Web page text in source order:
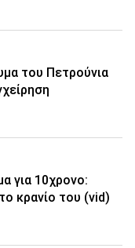
του Πετρούνια
για 10χρονο:
κρανίο του (vid)